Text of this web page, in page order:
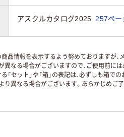
アスクルカタログ2025 257ペー
品情報を表示するよう努めておりますが、
なる場合がございますので、ご使用前に
「セット」や「箱」の表記は、必ずしも箱で
異なる場合がございます。あらかじめご了